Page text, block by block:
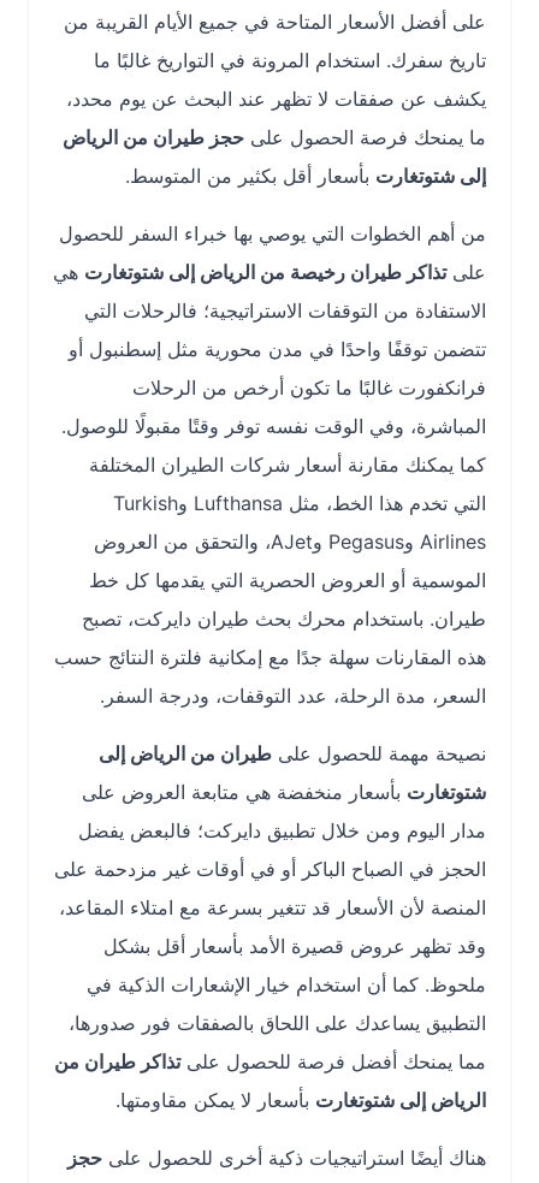
على أفضل الأسعار المتاحة في جميع الأيام القريبة من
تاريخ سفرك. استخدام المرونة في التواريخ غالبًا ما
يكشف عن صفقات لا تظهر عند البحث عن يوم محدد،
ما يمنحك فرصة الحصول علىحجز طيران من الرياض
إلى شتوتغارتبأسعار أقل بكثير من المتوسط.
من أهم الخطوات التي يوصي بها خبراء السفر للحصول
تذاكر طيران رخيصة من الرياض إلى شتوتغارتهي
الاستفادة من التوقفات الاستراتيجية؛ فالرحلات التي
تتضمن توقفًا واحدًا في مدن محورية مثل إسطنبول أو
فرانكفورت غالبًا ما تكون أرخص من الرحلات
المباشرة، وفي الوقت نفسه توفر وقتًا مقبولًا للوصول.
كما يمكنك مقارنة أسعار شركات الطيران المختلفة
التي تخدم هذا الخط، مثل Lufthansa وTurkish
Airlines وPegasus وAJet، والتحقق من العروض
الموسمية أو العروض الحصرية التي يقدمها كل خط
طيران. باستخدام محرك بحث طيران دايركت، تصبح
هذه المقارنات سهلة جدًا مع إمكانية فلترة النتائج حسب
السعر، مدة الرحلة، عدد التوقفات، ودرجة السفر.
نصيحة مهمة للحصول علىطيران من الرياض إلى
شتوتغارتبأسعار منخفضة هي متابعة العروض على
مدار اليوم ومن خلال تطبيق دايركت؛ فالبعض يفضل
الحجز في الصباح الباكر أو في أوقات غير مزدحمة على
المنصة لأن الأسعار قد تتغير بسرعة مع امتلاء المقاعد،
وقد تظهر عروض قصيرة الأمد بأسعار أقل بشكل
ملحوظ. كما أن استخدام خيار الإشعارات الذكية في
التطبيق يساعدك على اللحاق بالصفقات فور صدورها،
مما يمنحك أفضل فرصة للحصول علىتذاكر طيران من
الرياض إلى شتوتغارتبأسعار لا يمكن مقاومتها.
هناك أيضًا استراتيجيات ذكية أخرى للحصول علىحجز